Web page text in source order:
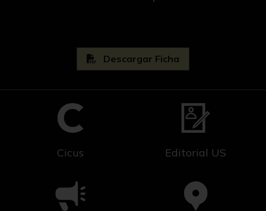
Descargar Ficha
Cicus Editorial US